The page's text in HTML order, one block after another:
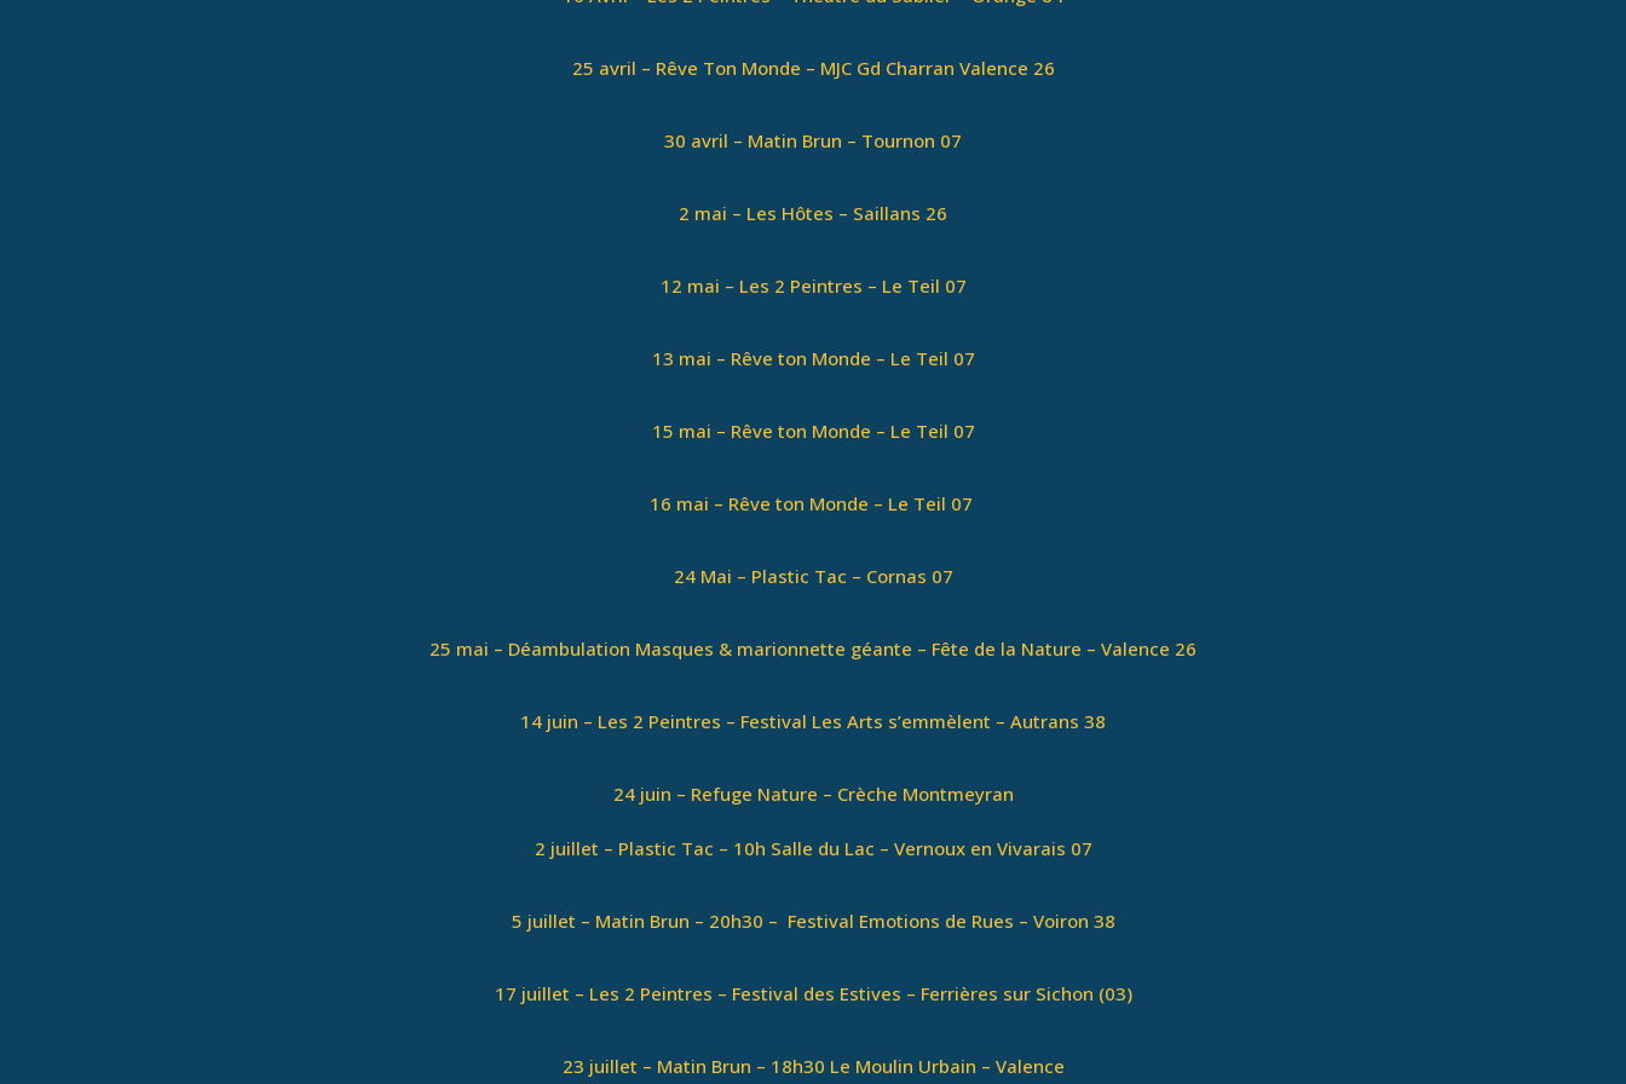
25 avril – Rêve Ton Monde – MJC Gd Charran Valence 26
30 avril – Matin Brun – Tournon 07
2 mai – Les Hôtes – Saillans 26
12 mai – Les 2 Peintres – Le Teil 07
13 mai – Rêve ton Monde – Le Teil 07
15 mai – Rêve ton Monde – Le Teil 07
16 mai – Rêve ton Monde – Le Teil 07
24 Mai – Plastic Tac – Cornas 07
25 mai – Déambulation Masques & marionnette géante – Fête de la Nature – Valence 26
14 juin – Les 2 Peintres – Festival Les Arts s’emmèlent – Autrans 38
24 juin – Refuge Nature – Crèche Montmeyran
2 juillet – Plastic Tac – 10h Salle du Lac – Vernoux en Vivarais 07
5 juillet – Matin Brun – 20h30 – Festival Emotions de Rues – Voiron 38
17 juillet – Les 2 Peintres – Festival des Estives – Ferrières sur Sichon (03)
23 juillet – Matin Brun – 18h30 Le Moulin Urbain – Valence